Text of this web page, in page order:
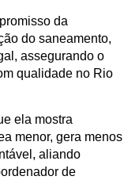
da
do saneamento,
assegurando o
qualidade no Rio
ela mostra
menor, gera menos
aliando
de